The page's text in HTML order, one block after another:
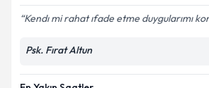
Kendı mi rahat ıfade etme duygularımı
Psk. Fırat Altun